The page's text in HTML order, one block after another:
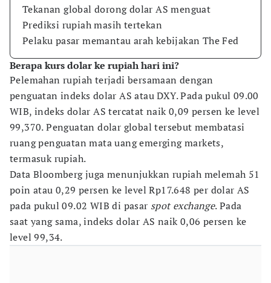
Tekanan global dorong dolar AS menguat
Prediksi rupiah masih tertekan
Pelaku pasar memantau arah kebijakan The Fed
Berapa kurs dolar ke rupiah hari ini?
Pelemahan rupiah terjadi bersamaan dengan
penguatan indeks dolar AS atau DXY. Pada pukul 09.00
WIB, indeks dolar AS tercatat naik 0,09 persen ke level
99,370. Penguatan dolar global tersebut membatasi
ruang penguatan mata uang emerging markets,
termasuk rupiah.
Data Bloomberg juga menunjukkan rupiah melemah 51
poin atau 0,29 persen ke level Rp17.648 per dolar AS
pada pukul 09.02 WIB di pasar spot exchange. Pada
saat yang sama, indeks dolar AS naik 0,06 persen ke
level 99,34.